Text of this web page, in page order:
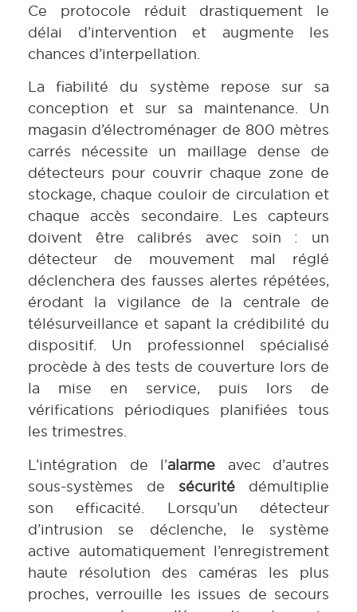
Ce protocole réduit drastiquement le
délai d’intervention et augmente les
chances d’interpellation.
La fiabilité du système repose sur sa
conception et sur sa maintenance. Un
magasin d’électroménager de 800 mètres
carrés nécessite un maillage dense de
détecteurs pour couvrir chaque zone de
stockage, chaque couloir de circulation et
chaque accès secondaire. Les capteurs
doivent être calibrés avec soin : un
détecteur de mouvement mal réglé
déclenchera des fausses alertes répétées,
érodant la vigilance de la centrale de
télésurveillance et sapant la crédibilité du
dispositif. Un professionnel spécialisé
procède à des tests de couverture lors de
la mise en service, puis lors de
vérifications périodiques planifiées tous
les trimestres.
L’intégration de l’alarme avec d’autres
sous-systèmes de sécurité démultiplie
son efficacité. Lorsqu’un détecteur
d’intrusion se déclenche, le système
active automatiquement l’enregistrement
haute résolution des caméras les plus
proches, verrouille les issues de secours